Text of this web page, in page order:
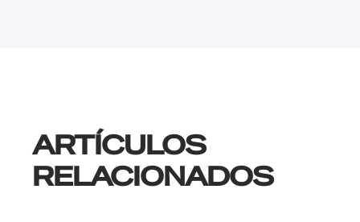
ARTÍCULOS
RELACIONADOS